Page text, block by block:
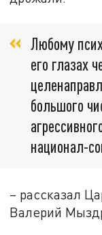
Любому
его глазах
большого
национал-
– рассказал
Валерий